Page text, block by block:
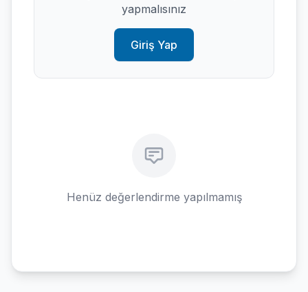
yapmalısınız
Giriş Yap
Henüz değerlendirme yapılmamış